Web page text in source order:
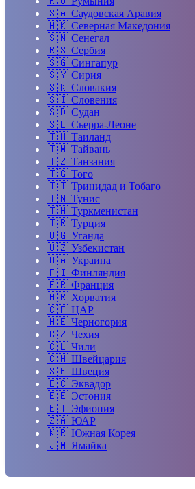
🇸🇦 Саудовская Аравия
🇲🇰 Северная Македония
🇸🇳 Сенегал
🇷🇸 Сербия
🇸🇬 Сингапур
🇸🇾 Сирия
🇸🇰 Словакия
🇸🇮 Словения
🇸🇩 Судан
🇸🇱 Сьерра-Леоне
🇹🇭 Таиланд
🇹🇼 Тайвань
🇹🇿 Танзания
🇹🇬 Того
🇹🇹 Тринидад и Тобаго
🇹🇳 Тунис
🇹🇲 Туркменистан
🇹🇷 Турция
🇺🇬 Уганда
🇺🇿 Узбекистан
🇺🇦 Украина
🇫🇮 Финляндия
🇫🇷 Франция
🇭🇷 Хорватия
🇨🇫 ЦАР
🇲🇪 Черногория
🇨🇿 Чехия
🇨🇱 Чили
🇨🇭 Швейцария
🇸🇪 Швеция
🇪🇨 Эквадор
🇪🇪 Эстония
🇪🇹 Эфиопия
🇿🇦 ЮАР
🇰🇷 Южная Корея
🇯🇲 Ямайка